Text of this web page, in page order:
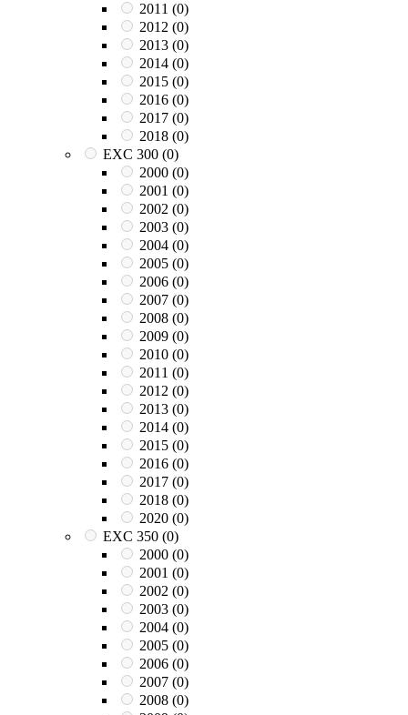
2011 (0)
2012 (0)
2013 (0)
2014 (0)
2015 (0)
2016 (0)
2017 (0)
2018 (0)
EXC 300 (0)
2000 (0)
2001 (0)
2002 (0)
2003 (0)
2004 (0)
2005 (0)
2006 (0)
2007 (0)
2008 (0)
2009 (0)
2010 (0)
2011 (0)
2012 (0)
2013 (0)
2014 (0)
2015 (0)
2016 (0)
2017 (0)
2018 (0)
2020 (0)
EXC 350 (0)
2000 (0)
2001 (0)
2002 (0)
2003 (0)
2004 (0)
2005 (0)
2006 (0)
2007 (0)
2008 (0)